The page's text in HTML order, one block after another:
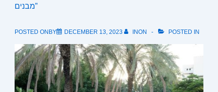
מבנים”
POSTED ONBY DECEMBER 13, 2023 INON POSTED IN